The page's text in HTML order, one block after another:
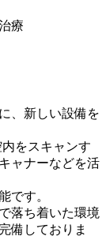
、新しい設備を
をスキャンす
ャナーなどを活
です。
落ち着いた環境
備しておりま